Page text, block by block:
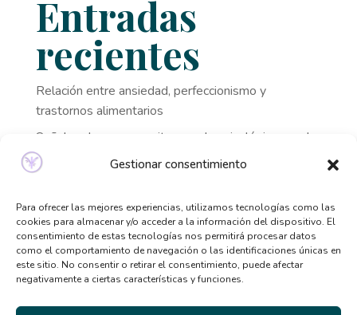
Gestionar consentimiento
Para ofrecer las mejores experiencias, utilizamos tecnologías como las
cookies para almacenar y/o acceder a la información del dispositivo. El
consentimiento de estas tecnologías nos permitirá procesar datos
como el comportamiento de navegación o las identificaciones únicas en
este sitio. No consentir o retirar el consentimiento, puede afectar
negativamente a ciertas características y funciones.
Entradas
recientes
Relación entre ansiedad, perfeccionismo y
trastornos alimentarios
Señales de que necesitas ayuda psicológica y no lo
sabías
síntomas
Beneficios de la terapia desde casa: por qué cada
vez más personas la eligen
El TCA y la distorsión de la imagen corporal en